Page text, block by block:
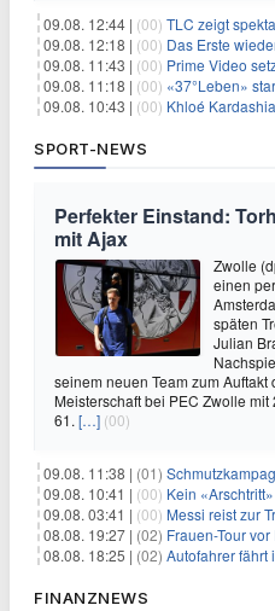
09.08. 12:44 | (00) TLC zeigt
09.08. 12:18 | (00) Das Erste
09.08. 11:43 | (00) Prime Video
09.08. 11:18 | (00) «37°Leben»
09.08. 10:43 | (00) Khloé Kardashian lädt
SPORT-NEWS
Perfekter Einstand:
mit Ajax
Zwolle
einen
späten
Julian
seinem neuen Team zum
Meisterschaft bei PEC Zwolle
61. […] (00)
09.08. 11:38 | (01) Schmutzkampagne
09.08. 10:41 | (00) Kein «Arschtritt»
09.08. 03:41 | (00) Messi reist zur
08.08. 19:27 | (02) Frauen-Tour vor
08.08. 18:25 | (02) Autofahrer fährt
FINANZNEWS